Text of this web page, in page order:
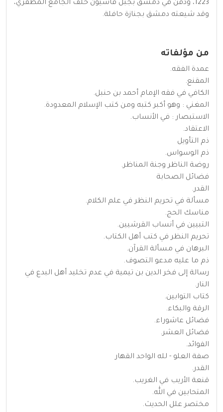
1223، ودفن في دمشق بجبل قاسيون خلف الجامع المظفري،
وقد شيعته دمشق بجنازة حافلة.
من مؤلفاته
عمدة الفقه.
المقنع.
الكافي في فقه الإمام أحمد بن حنبل.
المغني : وهو أكبر كتبه ومن كتب الإسلام المعدودة.
الاستبصار : في الأنساب.
الاعتقاد.
ذم التأويل
ذم الوسواس.
روضة الناظر وجنة المناظر.
فضائل الصحابة
القدر.
مسألة في تحريم النظر في علم الكلام.
مناسك الحج.
التبيين في أنساب القرشيين.
تحريم النظر في كتب أهل الكتاب.
البرهان في مسألة القرآن.
ذم ما عليه مدعو التصوف.
رسالة إلى فخر الدين بن تيمية في عدم تخليد أهل البدع في
النار.
كتاب التوابين.
الرقة والبكاء.
فضائل عاشوراء.
فضائل العشر.
الفوائد.
صفة العلو - لله الواحد القهار
القدر.
قنعة الأريب في الغريب.
المتحابين في الله.
مختصر علل الحديث.